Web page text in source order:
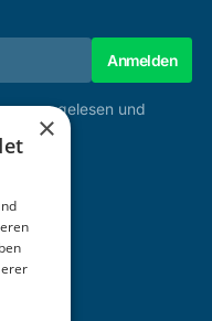
gelesen und
×